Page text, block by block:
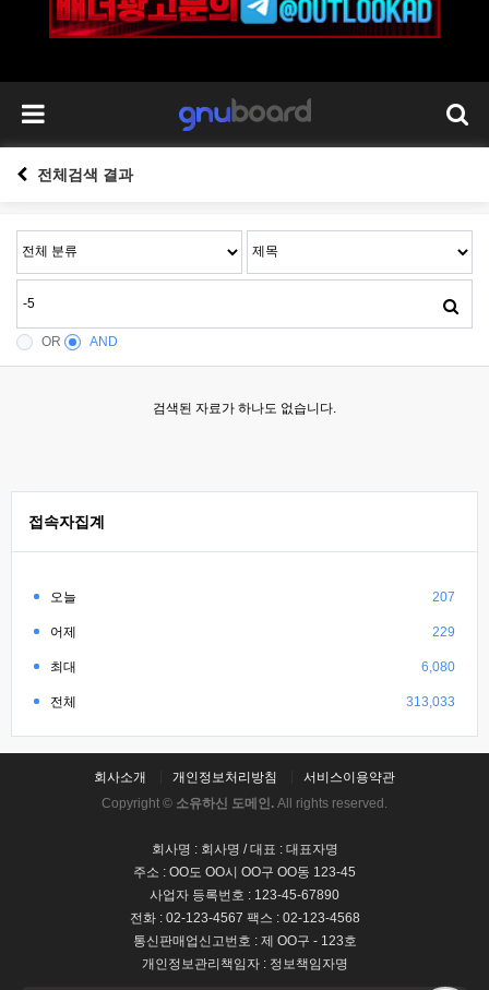
전체검색 결과
OR AND
검색된 자료가 하나도 없습니다.
접속자집계
오늘 207
어제 229
최대 6,080
전체 313,033
회사소개 개인정보처리방침
서비스이용약관
Copyright © 소유하신 도메인. All rights reserved.
회사명 : 회사명 / 대표 : 대표자명
주소 : OO도 OO시 OO구 OO동 123-45
사업자 등록번호 : 123-45-67890
전화 : 02-123-4567 팩스 : 02-123-4568
통신판매업신고번호 : 제 OO구 - 123호
개인정보관리책임자 : 정보책임자명